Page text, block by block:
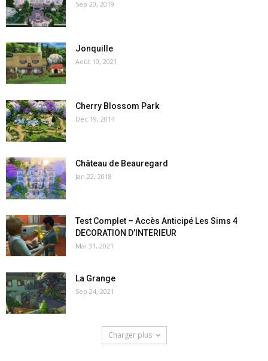
Sep 20, 2019
Jonquille
Août 10, 2021
Cherry Blossom Park
Déc 19, 2014
Château de Beauregard
Jan 22, 2018
Test Complet – Accès Anticipé Les Sims 4
DECORATION D’INTERIEUR
Mai 31, 2021
La Grange
Sep 24, 2021
Charger plus